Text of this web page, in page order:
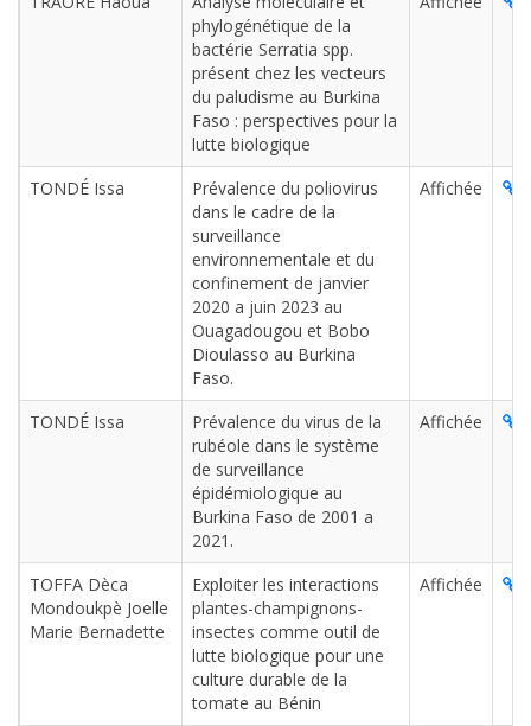
phylogénétique de la
bactérie Serratia spp.
présent chez les vecteurs
du paludisme au Burkina
Faso : perspectives pour la
lutte biologique
TONDÉ Issa
Prévalence du poliovirus
dans le cadre de la
surveillance
environnementale et du
confinement de janvier
2020 a juin 2023 au
Ouagadougou et Bobo
Dioulasso au Burkina
Faso.
Affichée
TONDÉ Issa
Prévalence du virus de la
rubéole dans le système
de surveillance
épidémiologique au
Burkina Faso de 2001 a
2021.
Affichée
TOFFA Dèca
Mondoukpè Joelle
Marie Bernadette
Exploiter les interactions
plantes-champignons-
insectes comme outil de
lutte biologique pour une
culture durable de la
tomate au Bénin
Affichée